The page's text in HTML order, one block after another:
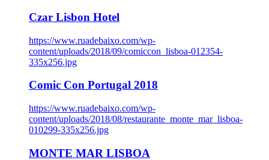
Czar Lisbon Hotel
https://www.ruadebaixo.com/wp-
content/uploads/2018/09/comiccon_lisboa-012354-
335x256.jpg
Comic Con Portugal 2018
https://www.ruadebaixo.com/wp-
content/uploads/2018/08/restaurante_monte_mar_lisboa-
010299-335x256.jpg
MONTE MAR LISBOA